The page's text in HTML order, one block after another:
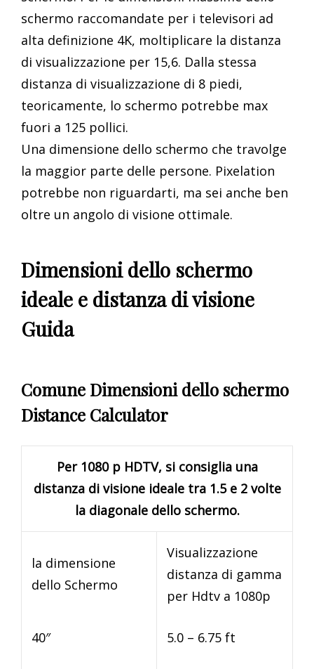
schermo raccomandate per i televisori ad
alta definizione 4K, moltiplicare la distanza
di visualizzazione per 15,6. Dalla stessa
distanza di visualizzazione di 8 piedi,
teoricamente, lo schermo potrebbe max
fuori a 125 pollici.
Una dimensione dello schermo che travolge
la maggior parte delle persone. Pixelation
potrebbe non riguardarti, ma sei anche ben
oltre un angolo di visione ottimale.
Dimensioni dello schermo
ideale e distanza di visione
Guida
Comune Dimensioni dello schermo
Distance Calculator
Per 1080 p HDTV, si consiglia una
distanza di visione ideale tra 1.5 e 2 volte
la diagonale dello schermo.
la dimensione
dello Schermo
Visualizzazione
distanza di gamma
per Hdtv a 1080p
40″ 5.0 – 6.75 ft